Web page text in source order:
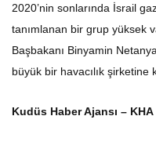
2020’nin sonlarında İsrail
tanımlanan bir grup yüksek
Başbakanı Binyamin
büyük bir havacılık şirketine
Kudüs Haber Ajansı – KHA